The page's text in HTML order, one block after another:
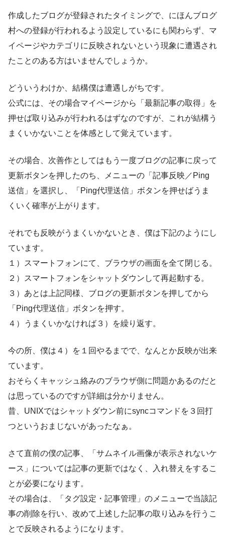
作成したブログが登録されたタイミングで、にほんブログ
村への登録が行われるよう設定しているにも関わらず、マ
イページやカテゴリに反映されないという現象に遭遇され
たことのある方はいませんでしょうか。
どういうわけか、結構僕は遭遇しがちです。
公式には、その場合マイページから「最新記事の取得」を
押せば取り込みが行われるはずなのですが、これが結構う
まくいかないことを体感として覚えています。
その場合、次善作としてはもう一度ブログの記事に戻って
更新ボタンを押したのち、メニューの「記事反映／Ping
送信」を選択し、「Ping代理送信」ボタンを押せばうま
くいく確率が上がります。
それでも反映がうまくいかないとき、僕は下記のようにし
ています。
１）スマートフォンにて、ブラウザの画面を全て閉じる。
２）スマートフォンをシャットダウンして再起動する。
３）あとは上記同様、ブログの更新ボタンを押してから
「Ping代理送信」ボタンを押す。
４）うまくいかなければ３）を繰り返す。
今の所、僕は４）を１回やるまでで、なんとか反映が出来
ています。
おそらくキャッシュ絡みのブラウザ側に問題かあるのだと
は思っているのですが詳細は分かりません。
昔、UNIXではシャットダウン前にsyncコマンドを３回打
つというおまじないがあったなぁ。
さて直前の僕の記事、「サムネイル画像が表示されないケ
ース」については記事の更新ではなく、入れ替えをするこ
とが必要になります。
その場合は、「タグ設定・記事管理」のメニューで当該記
事の削除を行い、改めて上述した記事の取り込みを行うこ
とで反映されるようになります。